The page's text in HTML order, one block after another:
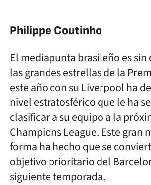
Philippe Coutinho
El mediapunta brasileño es sin
las grandes estrellas de la
este año con su Liverpool ha
nivel estratosférico que le ha
clasificar a su equipo a la
Champions League. Este gran
forma ha hecho que se
objetivo prioritario del
siguiente temporada.